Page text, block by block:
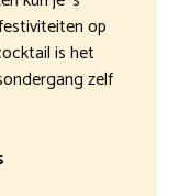
op
is het
zelf